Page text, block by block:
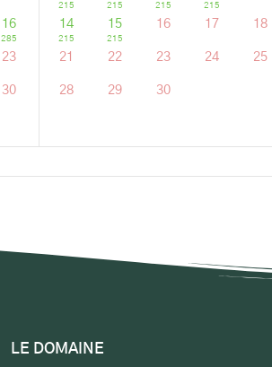
16
285
23
30
215 215 215 215
14
215
15
215
16 17 18
21 22 23 24 25
28 29 30
LE DOMAINE